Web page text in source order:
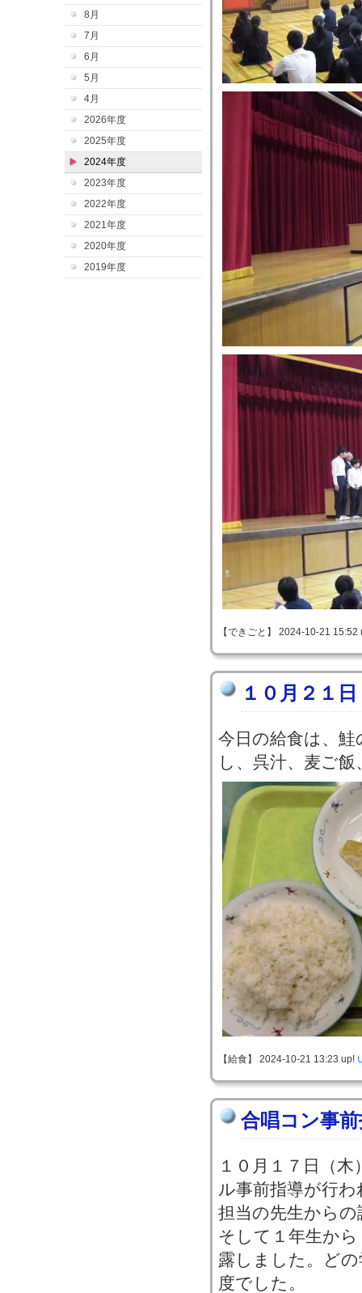
8月
7月
6月
5月
4月
2026年度
2025年度
2024年度
2023年度
2022年度
2021年度
2020年度
2019年度
【できごと】 2024-10-21
１０月２１
今日の給食は、
し、呉汁、麦ご
【給食】 2024-10-21 13:23 up!
合唱コン事
１０月１７日（
ル事前指導が行
担当の先生から
そして１年生か
露しました。ど
度でした。